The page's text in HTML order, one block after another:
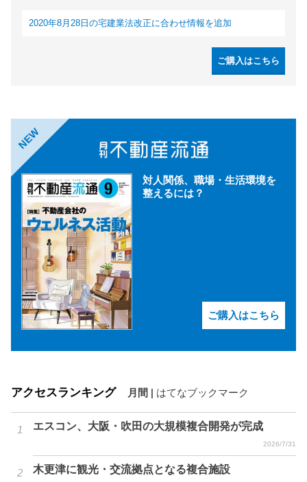
2020年8月28日の宅建業法改正に合わせ情報を追加
ご購入はこちら
NEW
対人関係、職場・生活環境を
整えるには？
ご購入はこちら
アクセスランキング 月間 はてなブックマーク
エスコン、大阪・吹田の大規模複合開発が完成
2026/7/31
木更津に観光・交流拠点となる複合施設